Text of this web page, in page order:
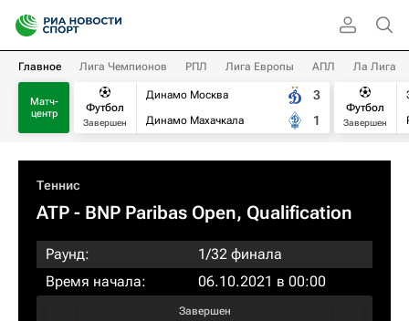
Главное Лига Чемпионов РПЛ Лига Европы АПЛ Ла Лига
Матч-
центр
Футбол
Завершен
Динамо Москва
Динамо Махачкала
3
1
Футбол
Завершен
Теннис
ATP - BNP Paribas Open, Qualification
Раунд:
1/32 финала
Время начала:
06.10.2021 в 00:00
Завершен